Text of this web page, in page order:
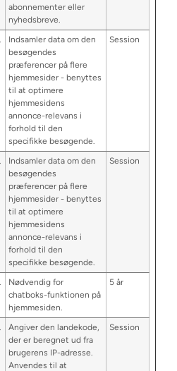
abonnementer eller
nyhedsbreve.
Indsamler data om den
besøgendes
præferencer på flere
hjemmesider - benyttes
til at optimere
hjemmesidens
annonce-relevans i
forhold til den
specifikke besøgende.
Session
Indsamler data om den
besøgendes
præferencer på flere
hjemmesider - benyttes
til at optimere
hjemmesidens
annonce-relevans i
forhold til den
specifikke besøgende.
Session
Nødvendig for
chatboks-funktionen på
hjemmesiden.
5 år
Angiver den landekode,
der er beregnet ud fra
brugerens IP-adresse.
Anvendes til at
Session